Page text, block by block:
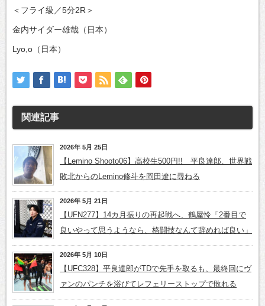
＜フライ級／5分2R＞
金内サイダー雄哉（日本）
Lyo,o（日本）
関連記事
2026年 5月 25日
【Lemino Shooto06】高校生500円!! 平良達郎、世界戦
敗北からのLemino修斗を岡田遼に尋ねる
2026年 5月 21日
【UFN277】14カ月振りの再起戦へ、鶴屋怜「2番目で
良いやって思うようなら、格闘技なんて辞めれば良い」
2026年 5月 10日
【UFC328】平良達郎がTDで先手を取るも、最終回にヴ
ァンのパンチを浴びてレフェリーストップで敗れる